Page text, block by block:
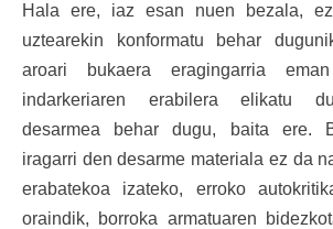
Hala ere, iaz esan nuen bezala,
uztearekin konformatu behar
aroari bukaera eragingarria
indarkeriaren erabilera elikatu
desarmea behar dugu, baita ere.
iragarri den desarme materiala ez da
erabatekoa izateko, erroko
oraindik, borroka armatuaren